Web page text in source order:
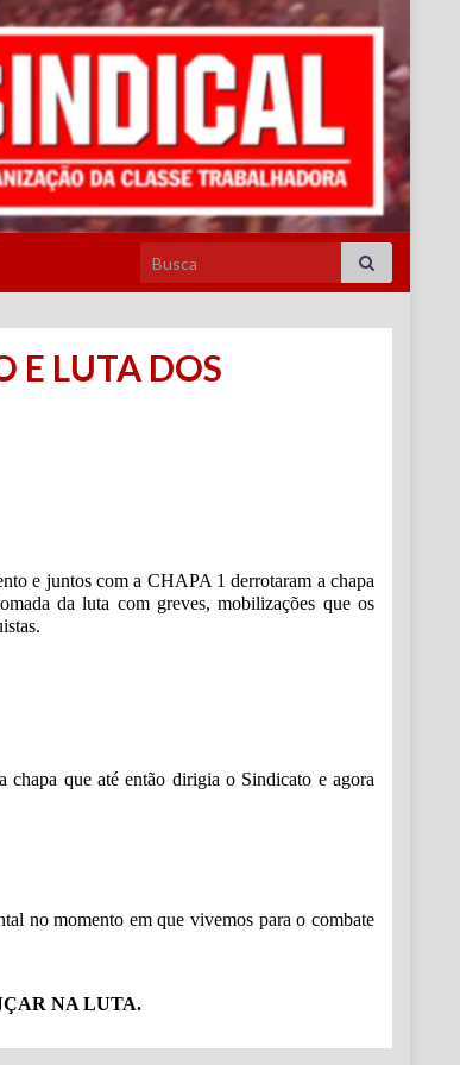
Search for:
E LUTA DOS
e juntos com a CHAPA 1 derrotaram a chapa
da luta com greves, mobilizações que os
que até então dirigia o Sindicato e agora
no momento em que vivemos para o combate
NA LUTA.